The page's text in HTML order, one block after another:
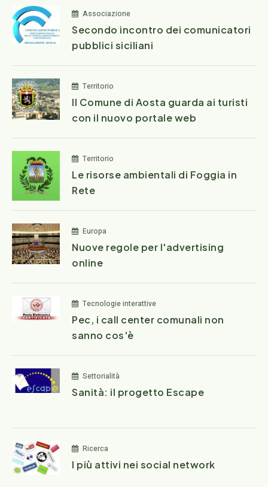
Associazione
Secondo incontro dei comunicatori
pubblici siciliani
Territorio
Il Comune di Aosta guarda ai turisti
con il nuovo portale web
Territorio
Le risorse ambientali di Foggia in
Rete
Europa
Nuove regole per l'advertising
online
Tecnologie interattive
Pec, i call center comunali non
sanno cos'è
Settorialità
Sanità: il progetto Escape
Ricerca
I più attivi nei social network